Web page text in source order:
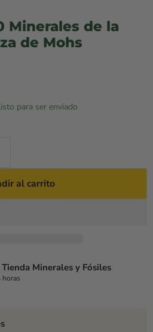
Minerales de la
de Mohs
para ser enviado
al carrito
Tienda Minerales y Fósiles
horas